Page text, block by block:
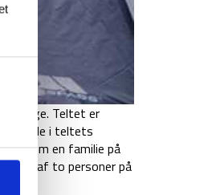
vægge. Teltet er
inde i teltets
som en familie på
af to personer på